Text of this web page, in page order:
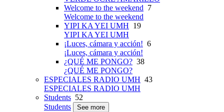
Welcome to the weekend 7
Welcome to the weekend
YIPI KA YEI UMH 19
YIPI KA YEI UMH
¡Luces, cámara y acción! 6
¡Luces, cámara y acción!
¿QUÉ ME PONGO? 38
¿QUÉ ME PONGO?
ESPECIALES RADIO UMH 43
ESPECIALES RADIO UMH
Students 52
Students
See more